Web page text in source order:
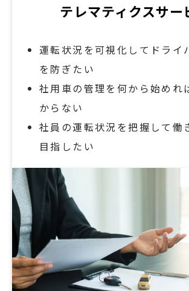
テレマティクスサー
運転状況を可視化してドライ
を防ぎたい
社用車の管理を何から始めれ
からない
社員の運転状況を把握して働
目指したい